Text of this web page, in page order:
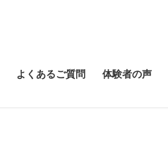
よくあるご質問 体験者の声